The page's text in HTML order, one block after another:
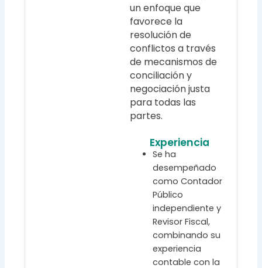
un enfoque que
favorece la
resolución de
conflictos a través
de mecanismos de
conciliación y
negociación justa
para todas las
partes.
Experiencia
Se ha
desempeñado
como Contador
Público
independiente y
Revisor Fiscal,
combinando su
experiencia
contable con la